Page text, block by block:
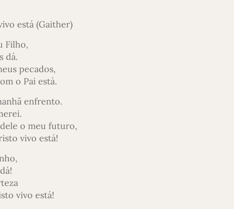
está (Gaither)
Filho,
dá.
pecados,
o Pai está.
enfrento.
o meu futuro,
vivo está!
vivo está!